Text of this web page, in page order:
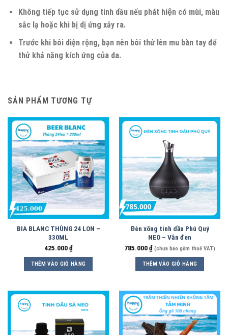
Không tiếp tục sử dụng tinh dầu nếu phát hiện có mùi, màu
sắc lạ hoặc khi bị dị ứng xảy ra.
Trước khi bôi diện rộng, bạn nên bôi thử lên mu bàn tay để
thử khả năng kích ứng của da.
SẢN PHẨM TƯƠNG TỰ
BIA BLANC THÙNG 24 LON –
330ML
425.000₫
THÊM VÀO GIỎ HÀNG
Đèn xông tinh dầu Phú Quý
NEO – Vân đen
785.000₫ (chưa bao gồm thuế VAT)
THÊM VÀO GIỎ HÀNG